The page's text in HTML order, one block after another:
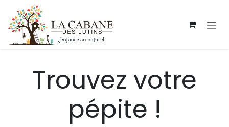
Se rendre au contenu
Trouvez votre
pépite !